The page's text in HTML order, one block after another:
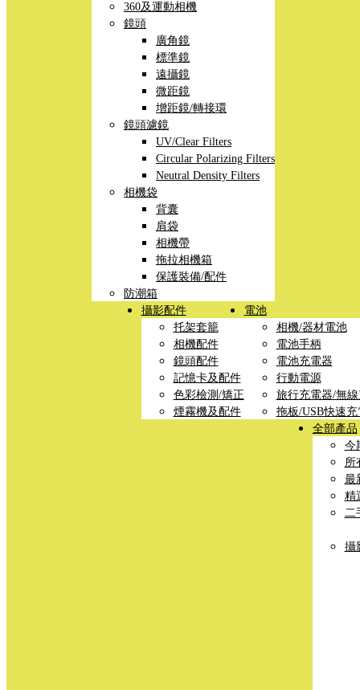
360及運動相機
鏡頭
廣角鏡
標準鏡
遠攝鏡
微距鏡
增距鏡/轉接環
鏡頭濾鏡
UV/Clear Filters
Circular Polarizing Filters
Neutral Density Filters
相機袋
背囊
肩袋
相機帶
拖拉相機箱
保護裝備/配件
防潮箱
攝影配件
托架套籠
相機配件
鏡頭配件
記憶卡及配件
色彩檢測/矯正
煙霧機及配件
電池
相機/器材電池
電池手柄
電池充電器
行動電源
旅行充電器/無
拖板/USB快速充
全部產品
今
所
最
精
二
攝